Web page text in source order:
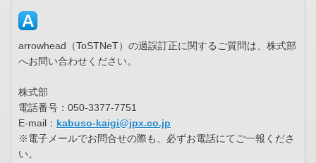
arrowhead（ToSTNeT）の過誤訂正に関するご質問は、株式部
へお問い合わせください。
株式部
電話番号：050-3377-7751
E-mail： kabuso-kaigi@jpx.co.jp
※電子メールでお問合せの際も、必ずお電話にてご一報くださ
い。